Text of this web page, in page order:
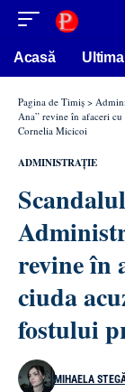
conținut
Acasă
Pagina de Timiș >
Ana” revine în afaceri
Cornelia Micicoi
ADMINISTRAȚIE
revine în
ciuda
fostului
MIHAELA